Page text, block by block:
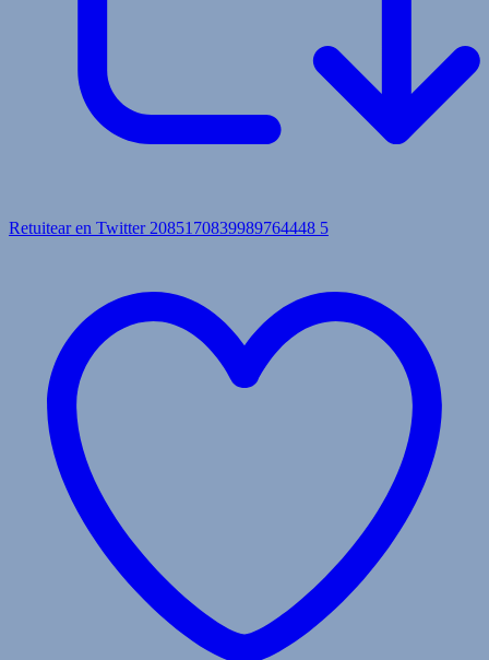
Retuitear en Twitter 2085170839989764448 5